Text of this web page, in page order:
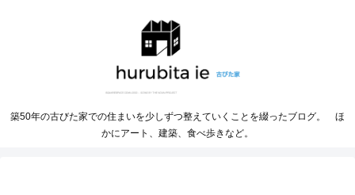
築50年の古びた家での住まいを少しずつ整えていくことを綴ったブログ。 ほ
かにアート、建築、食べ歩きなど。